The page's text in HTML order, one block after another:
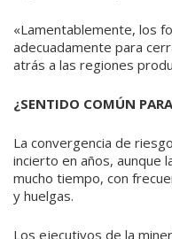
«Lamentablemente, los
adecuadamente para
atrás a las regiones
¿SENTIDO COMÚN PARA
La convergencia de
incierto en años, aunque
mucho tiempo, con
y huelgas.
Los ejecutivos de la